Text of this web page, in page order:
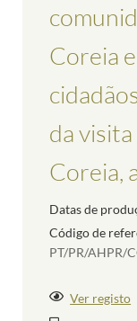
Coreia
da
Coreia,
Datas de
Código de
PT/PR/AHPR/
Ver registo